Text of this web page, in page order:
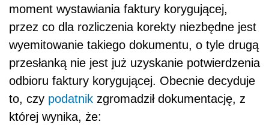
moment wystawiania faktury korygującej,
przez co dla rozliczenia korekty niezbędne jest
wyemitowanie takiego dokumentu, o tyle drugą
przesłanką nie jest już uzyskanie potwierdzenia
odbioru faktury korygującej. Obecnie decyduje
to, czy podatnik zgromadził dokumentację, z
której wynika, że: